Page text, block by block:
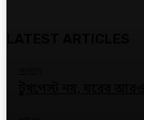
টুথপেস্ট নয়, ঘরের